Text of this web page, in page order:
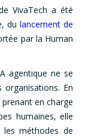
VivaTech a été
du lancement de
par la Human
agentique ne se
En
en charge
humaines, elle
méthodes de